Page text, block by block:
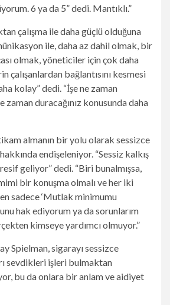
6 ya da 5” dedi. Mantıklı.”
çalışma ile daha güçlü olduğuna
ile, daha az dahil olmak, bir
olmak, yöneticiler için çok daha
çalışanlardan bağlantısını kesmesi
kolay” dedi. “İşe ne zaman
zaman duracağınız konusunda daha
almanın bir yolu olarak sessizce
endişeleniyor. “Sessiz kalkış
geliyor” dedi. “Biri bunalmışsa,
bir konuşma olmalı ve her iki
sadece ‘Mutlak minimumu
hak ediyorum ya da sorunlarım
kimseye yardımcı olmuyor.”
Spielman, sigarayı sessizce
sevdikleri işleri bulmaktan
bu da onlara bir anlam ve aidiyet